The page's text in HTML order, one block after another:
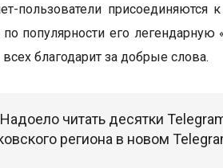
пользователи
по популярности его
всех благодарит за добрые слова.
Надоело читать десятки
региона в новом